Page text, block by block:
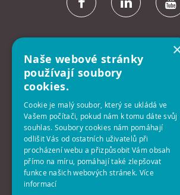
B+N CZECH REPUBLIC
S.R.O.
140 00 Praha 4 - Krč
Antala Staška 2027/77
Telefon:
+420-261-392-311
Naše webové stránky
používají soubory
cookies.
Cookie je malý soubor, který se ukládá ve
Vašem počítači, pokud nám k tomu dáte svůj
souhlas. Soubory cookies nám pomáhají
odlišit Vás od ostatních uživatelů při
procházení webu a přizpůsobit Vám obsah
přímo na míru, pomáhají také zlepšovat
funkce našich webových stránek. Více
informací